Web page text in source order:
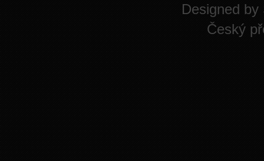
Designed by
Český